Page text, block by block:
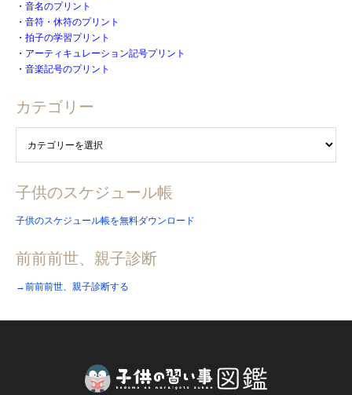
・ 音名のプリント
・ 音符・休符のプリント
・ 拍子の学習プリント
・ アーティキュレーション記号プリント
・ 音楽記号のプリント
カテゴリー
子供のスケジュール帳
子供のスケジュール帳を無料ダウンロード
前前前世、親子診断
→前前前世、親子診断する